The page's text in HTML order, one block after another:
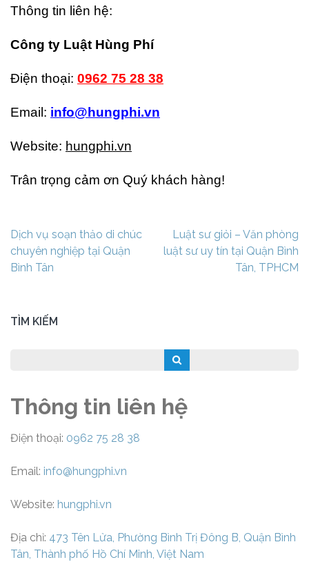
Thông tin liên hệ:
Công ty Luật Hùng Phí
Điện thoại: 0962 75 28 38
Email: info@hungphi.vn
Website: hungphi.vn
Trân trọng cảm ơn Quý khách hàng!
Điều
hướng
bài
Dịch vụ soạn thảo di chúc
chuyên nghiệp tại Quận
Bình Tân
Luật sư giỏi – Văn phòng
luật sư uy tín tại Quận Bình
Tân, TPHCM
TÌM KIẾM
Thông tin liên hệ
Điện thoại: 0962 75 28 38
Email: info@hungphi.vn
Website: hungphi.vn
Địa chỉ: 473 Tên Lửa, Phường Bình Trị Đông B, Quận Bình
Tân, Thành phố Hồ Chí Minh, Việt Nam